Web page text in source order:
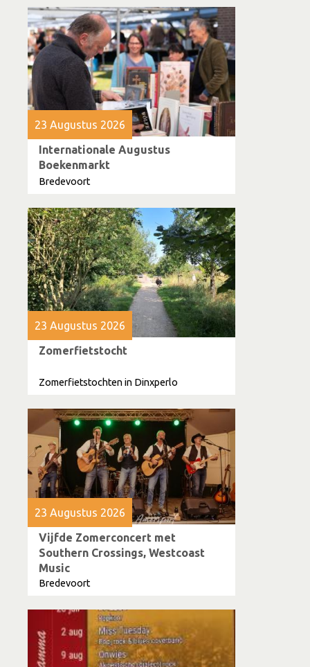
23 Augustus 2026
Internationale Augustus
Boekenmarkt
Bredevoort
23 Augustus 2026
Zomerfietstocht
Zomerfietstochten in Dinxperlo
23 Augustus 2026
Vijfde Zomerconcert met
Southern Crossings, Westcoast
Music
Bredevoort